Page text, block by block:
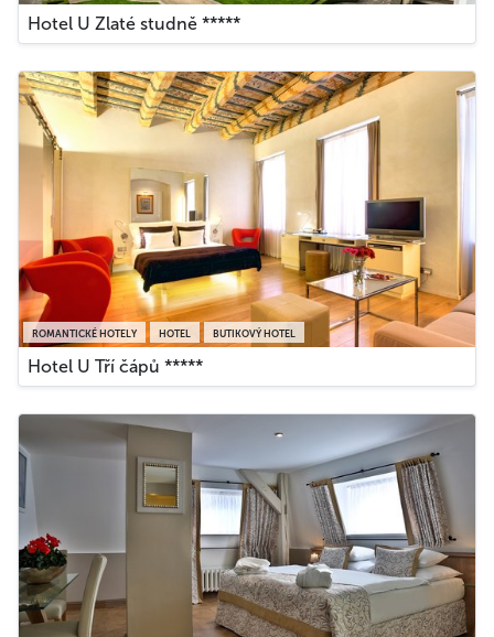
Hotel U Zlaté studně *****
ROMANTICKÉ HOTELY HOTEL BUTIKOVÝ HOTEL
Hotel U Tří čápů *****